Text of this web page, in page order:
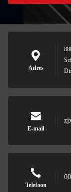
Adres
E-mail
Telefoon